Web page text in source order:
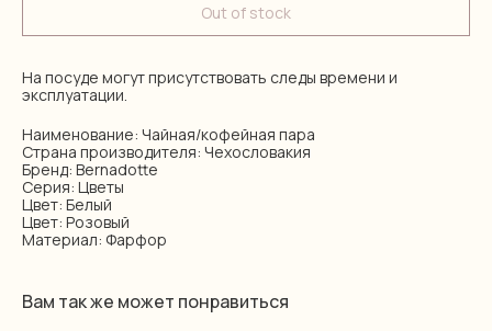
Out of stock
На посуде могут присутствовать следы времени и
эксплуатации.
Наименование: Чайная/кофейная пара
Страна производителя: Чехословакия
Бренд: Bernadotte
Серия: Цветы
Цвет: Белый
Цвет: Розовый
Материал: Фарфор
Вам так же может понравиться